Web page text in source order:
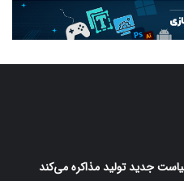
جدید تولید مذاکره می‌کند